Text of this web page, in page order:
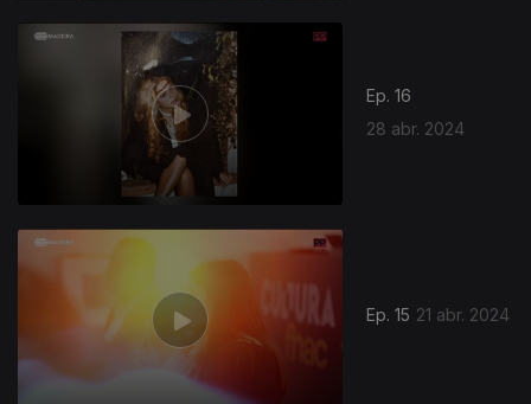
Ep. 16
28 abr. 2024
Ep. 15 21 abr. 2024
762040